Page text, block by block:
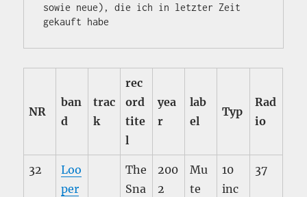
sowie neue), die ich in letzter Zeit
gekauft habe
NR
ban
d
trac
k
rec
ord
tite
l
yea
r
lab
el
Typ
Rad
io
32
Loo
per
The
Sna
200
2
Mu
te
10
inc
37